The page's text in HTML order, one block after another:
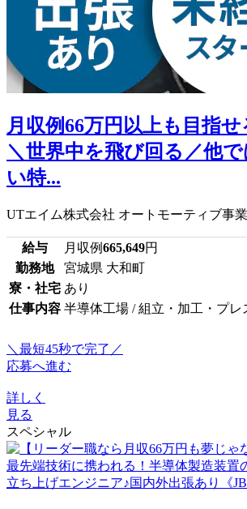
月収例66万円以上も目指せ
＼世界中を飛び回る／他
い特...
UTエイム株式会社 オートモーティブ事
給与 月収例665,649円
勤務地
宮城県 大和町
寮・社宅 あり
仕事内容 半導体工場 / 組立・加工・プレ
＼最短45秒で完了／
応募へ進む
詳しく
見る
スペシャル